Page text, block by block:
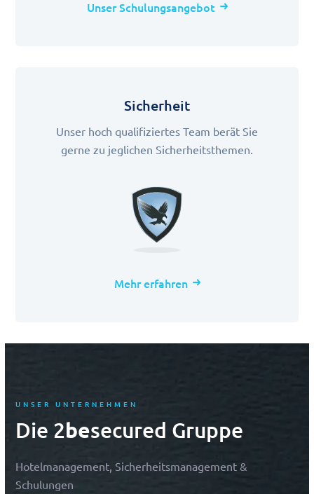
Unser Schulungsangebot
Sicherheit
Unser hoch qualifiziertes Team berät Sie
gerne zu jeglichen Sicherheitsthemen.
Mehr erfahren
UNSER UNTERNEHMEN
Die 2besecured Gruppe
Hotelmanagement, Sicherheitsmanagement &
Schulungen